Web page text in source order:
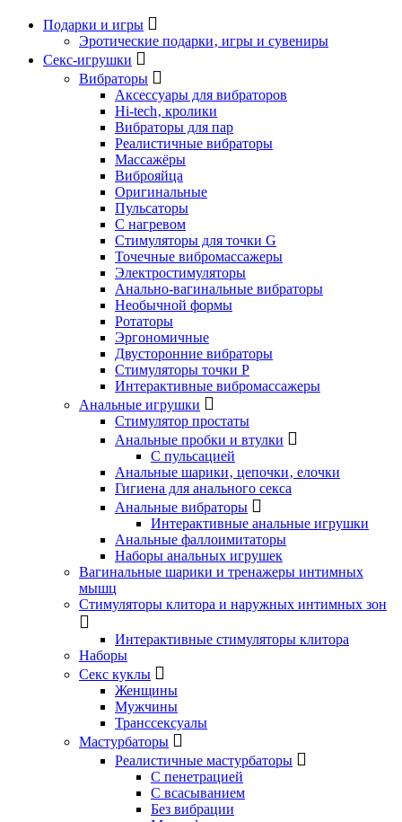
Подарки и игры
Эротические подарки‚ игры и сувениры
Секс-игрушки
Вибраторы
Аксессуары для вибраторов
Hi-tech‚ кролики
Вибраторы для пар
Реалистичные вибраторы
Массажёры
Виброяйца
Оригинальные
Пульсаторы
С нагревом
Стимуляторы для точки G
Точечные вибромассажеры
Электростимуляторы
Анально-вагинальные вибраторы
Необычной формы
Ротаторы
Эргономичные
Двусторонние вибраторы
Стимуляторы точки P
Интерактивные вибромассажеры
Анальные игрушки
Стимулятор простаты
Анальные пробки и втулки
С пульсацией
Анальные шарики‚ цепочки‚ елочки
Гигиена для анального секса
Анальные вибраторы
Интерактивные анальные игрушки
Анальные фаллоимитаторы
Наборы анальных игрушек
Вагинальные шарики и тренажеры интимных
мышц
Стимуляторы клитора и наружных интимных зон
Интерактивные стимуляторы клитора
Наборы
Секс куклы
Женщины
Мужчины
Транссексуалы
Мастурбаторы
Реалистичные мастурбаторы
С пенетрацией
С всасыванием
Без вибрации